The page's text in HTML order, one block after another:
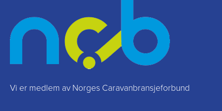
Vi er medlem av Norges Caravanbransjeforbund